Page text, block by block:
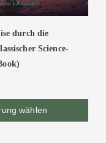
durch die
Science-
wählen